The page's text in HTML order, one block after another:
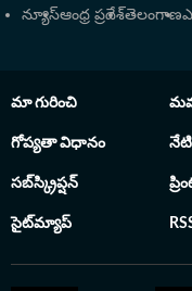
న్యూస్ఆంధ్ర ప్రదేశ్తెలంగాణ
మా గురించి
గోప్యతా విధానం
సబ్‌స్క్రిప్షన్
సైట్‌మ్యాప్